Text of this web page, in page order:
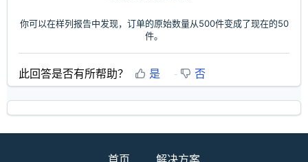
你可以在样列报告中发现，订单的原始数量从500件变成了现在的50
件。
此回答是否有所帮助？ 是 否